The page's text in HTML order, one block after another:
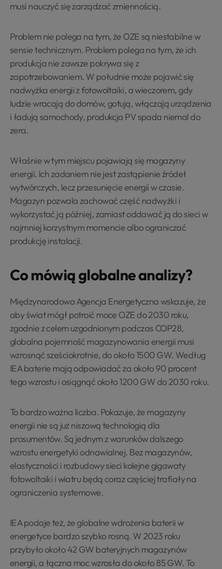
musi nauczyć się zarządzać zmiennością.
Problem nie polega na tym, że OZE są niestabilne w
sensie technicznym. Problem polega na tym, że ich
produkcja nie zawsze pokrywa się z
zapotrzebowaniem. W południe może pojawić się
nadwyżka energii z fotowoltaiki, a wieczorem, gdy
ludzie wracają do domów, gotują, włączają urządzenia
i ładują samochody, produkcja PV spada niemal do
zera.
Właśnie w tym miejscu pojawiają się magazyny
energii. Ich zadaniem nie jest zastąpienie źródeł
wytwórczych, lecz przesunięcie energii w czasie.
Magazyn pozwala zachować część nadwyżki i
wykorzystać ją później, zamiast oddawać ją do sieci w
najmniej korzystnym momencie albo ograniczać
produkcję instalacji.
Co mówią globalne analizy?
Międzynarodowa Agencja Energetyczna wskazuje, że
aby świat mógł potroić moce OZE do 2030 roku,
zgodnie z celem uzgodnionym podczas COP28,
globalna pojemność magazynowania energii musi
wzrosnąć sześciokrotnie, do około 1500 GW. Według
IEA baterie mają odpowiadać za około 90 procent
tego wzrostu i osiągnąć około 1200 GW do 2030 roku.
To bardzo ważna liczba. Pokazuje, że magazyny
energii nie są już niszową technologią dla
prosumentów. Są jednym z warunków dalszego
wzrostu energetyki odnawialnej. Bez magazynów,
elastyczności i rozbudowy sieci kolejne gigawaty
fotowoltaiki i wiatru będą coraz częściej trafiały na
ograniczenia systemowe.
IEA podaje też, że globalne wdrożenia baterii w
energetyce bardzo szybko rosną. W 2023 roku
przybyło około 42 GW bateryjnych magazynów
energii, a łączna moc wzrosła do około 85 GW. To